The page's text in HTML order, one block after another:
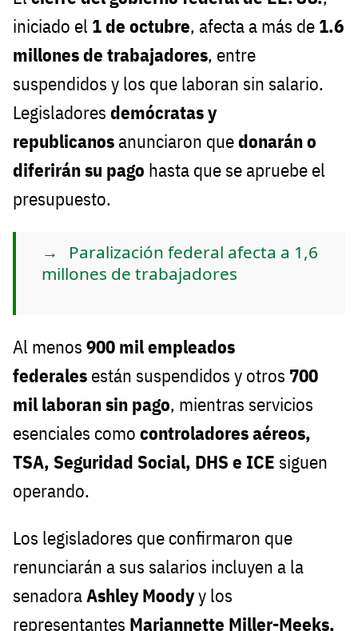
iniciado el 1 de octubre, afecta a más de 1.6
millones de trabajadores, entre
suspendidos y los que laboran sin salario.
Legisladores demócratas y
republicanos anunciaron quedonarán o
diferirán su pago hasta que se apruebe el
presupuesto.
Paralización federal afecta a 1,6
millones de trabajadores
Al menos 900 mil empleados
federales están suspendidos y otros 700
mil laboran sin pago, mientras servicios
esenciales como controladores aéreos,
TSA, Seguridad Social, DHS e ICE siguen
operando.
Los legisladores que confirmaron que
renunciarán a sus salarios incluyen a la
senadoraAshley Moodyy los
representantes Mariannette Miller-Meeks,